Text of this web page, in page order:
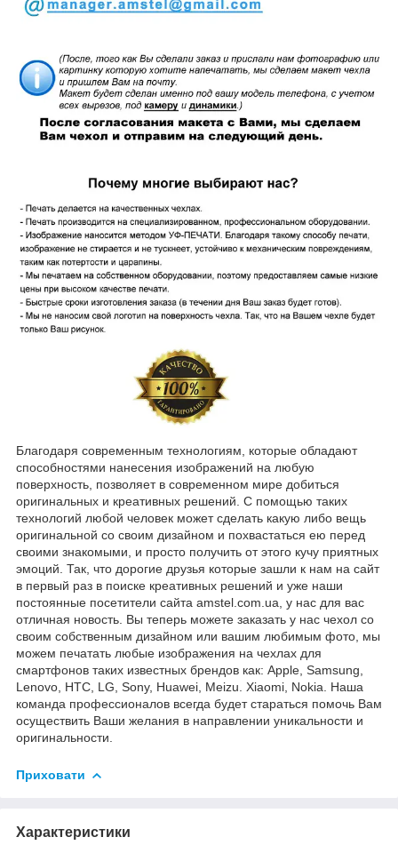
Благодаря современным технологиям, которые обладают
способностями нанесения изображений на любую
поверхность, позволяет в современном мире добиться
оригинальных и креативных решений. С помощью таких
технологий любой человек может сделать какую либо вещь
оригинальной со своим дизайном и похвастаться ею перед
своими знакомыми, и просто получить от этого кучу приятных
эмоций. Так, что дорогие друзья которые зашли к нам на сайт
в первый раз в поиске креативных решений и уже наши
постоянные посетители сайта amstel.com.ua, у нас для вас
отличная новость. Вы теперь можете заказать у нас чехол со
своим собственным дизайном или вашим любимым фото, мы
можем печатать любые изображения на чехлах для
смартфонов таких известных брендов как: Apple, Samsung,
Lenovo, HTC, LG, Sony, Huawei, Meizu. Xiaomi, Nokia. Наша
команда профессионалов всегда будет стараться помочь Вам
осуществить Ваши желания в направлении уникальности и
оригинальности.
Приховати
Характеристики